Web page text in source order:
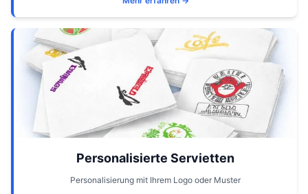
Personalisierte Servietten
Personalisierung mit Ihrem Logo oder Muster